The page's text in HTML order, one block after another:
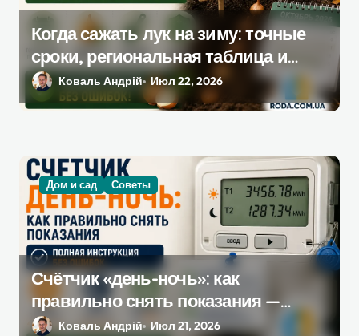
м
Когда сажать лук на зиму: точные
сроки, региональная таблица и
пошаговая инструкция
Коваль Андрій Июл 22, 2026
Дом и сад Советы
Счётчик «день-ночь»: как
правильно снять показания —
полная инструкция без ошибок
Коваль Андрій Июл 21, 2026